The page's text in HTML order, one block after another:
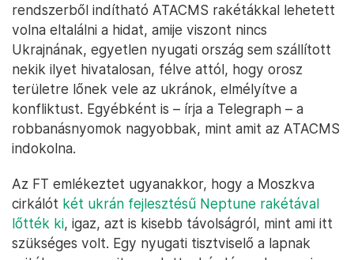
rendszerből indítható ATACMS rakétákkal lehetett
volna eltalálni a hidat, amije viszont nincs
Ukrajnának, egyetlen nyugati ország sem szállított
nekik ilyet hivatalosan, félve attól, hogy orosz
területre lőnek vele az ukránok, elmélyítve a
konfliktust. Egyébként is – írja a Telegraph – a
robbanásnyomok nagyobbak, mint amit az ATACMS
indokolna.
Az FT emlékeztet ugyanakkor, hogy a Moszkva
cirkálót két ukrán fejlesztésű Neptune rakétával
lőtték ki, igaz, azt is kisebb távolságról, mint ami itt
szükséges volt. Egy nyugati tisztviselő a lapnak